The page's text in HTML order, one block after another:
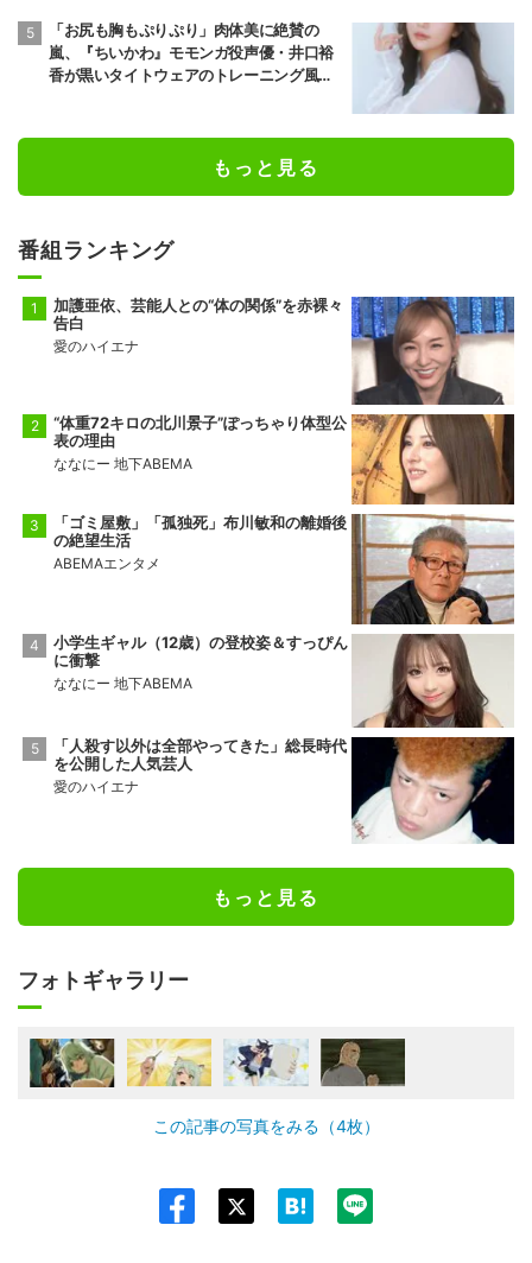
「お尻も胸もぷりぷり」肉体美に絶賛の
嵐、『ちいかわ』モモンガ役声優・井口裕
香が黒いタイトウェアのトレーニング風景
もっと見る
番組ランキング
加護亜依、芸能人との“体の関係”を赤裸々
告白
愛のハイエナ
“体重72キロの北川景子”ぽっちゃり体型公
表の理由
ななにー 地下ABEMA
「ゴミ屋敷」「孤独死」布川敏和の離婚後
の絶望生活
ABEMAエンタメ
小学生ギャル（12歳）の登校姿＆すっぴん
に衝撃
ななにー 地下ABEMA
「人殺す以外は全部やってきた」総長時代
を公開した人気芸人
愛のハイエナ
もっと見る
フォトギャラリー
この記事の写真をみる（4枚）